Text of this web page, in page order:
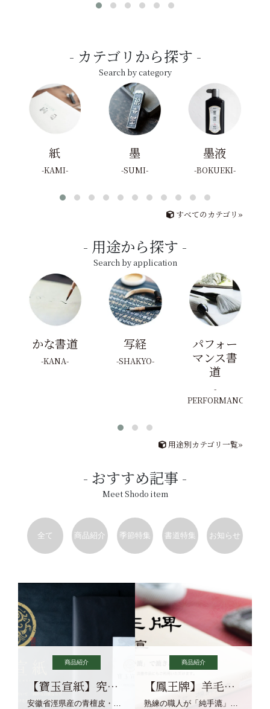
カテゴリから探す
Search by category
紙
KAMI
墨
SUMI
墨液
BOKUEKI
すべてのカテゴリ»
用途から探す
Search by application
かな書道
KANA
写経
SHAKYO
パフォー
マンス書
道
PERFORMANCE
用途別カテゴリ一覧»
おすすめ記事
Meet Shodo item
全て 商品紹介 季節特集 書道特集 お知らせ
商品紹介
【寶玉宣紙】究極の純粋な宣紙を目指す寶玉宣紙
安徽省涇県産の青檀皮・砂田稲藁・清らかな渓流水、熟練手漉き職人の卓越した手漉技術による最高級の純宣紙です。
商品紹介
【鳳王牌】羊毛筆×濃墨での揮毫に最適な宣紙系画仙紙
熟練の職人が「純手漉」で漉きあげる書画紙。宣紙を好まれるお客様向けの棉料単宣に漉きあげました。